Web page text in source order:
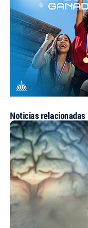
Noticias relacionadas